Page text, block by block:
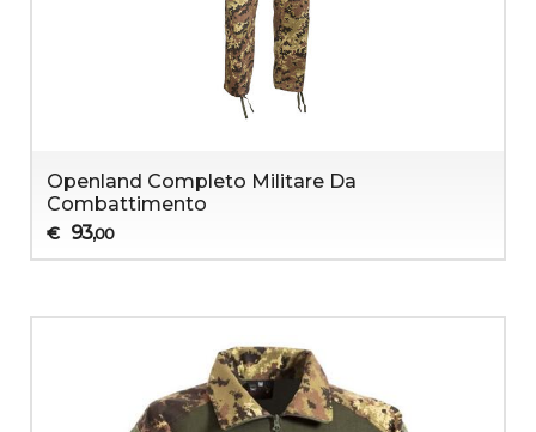
Openland Completo Militare Da
Combattimento
€ 93,00